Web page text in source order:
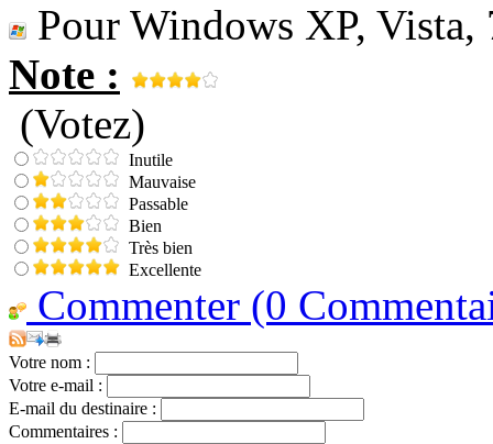
Pour Windows XP, Vista,
Note :
(Votez)
Inutile
Mauvaise
Passable
Bien
Très bien
Excellente
Commenter (0
Votre nom :
Votre e-mail :
E-mail du destinaire :
Commentaires :